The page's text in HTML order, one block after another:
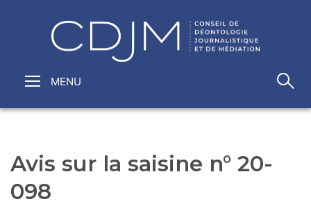
Avis sur la saisine n° 20-
098